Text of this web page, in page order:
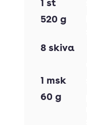
1 st
520 g
8 skiva
1 msk
60 g